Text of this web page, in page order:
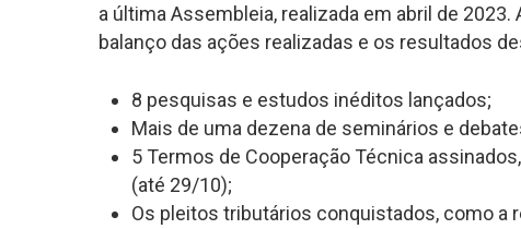
a última Assembleia, realizada em abril de
balanço das ações realizadas e os resultados
8 pesquisas e estudos inéditos lançados;
Mais de uma dezena de seminários e
5 Termos de Cooperação Técnica
(até 29/10);
Os pleitos tributários conquistados, como a